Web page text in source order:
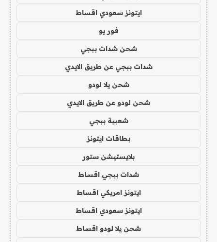
ايتونز سعودي اقساط
فور يو
شحن شدات ببجي
شدات ببجي عن طريق الايدي
شحن يلا لودو
شحن لودو عن طريق الايدي
شعبية ببجي
بطاقات ايتونز
بلايستيشن ستور
شدات ببجي اقساط
ايتونز امريكي اقساط
ايتونز سعودي اقساط
شحن يلا لودو اقساط